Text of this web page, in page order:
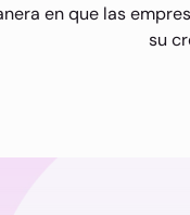
en que las
su